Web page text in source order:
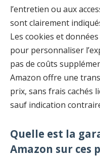
l’entretien ou aux
sont clairement
Les cookies et
pour personnaliser
pas de coûts
Amazon offre une
prix, sans frais cachés
sauf indication
Quelle est la
Amazon sur ces